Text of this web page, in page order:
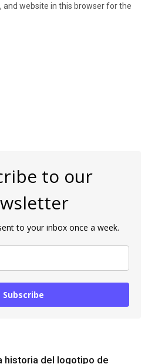
and website in this browser for the
to our
to your inbox once a week.
Subscribe
historia del logotipo de